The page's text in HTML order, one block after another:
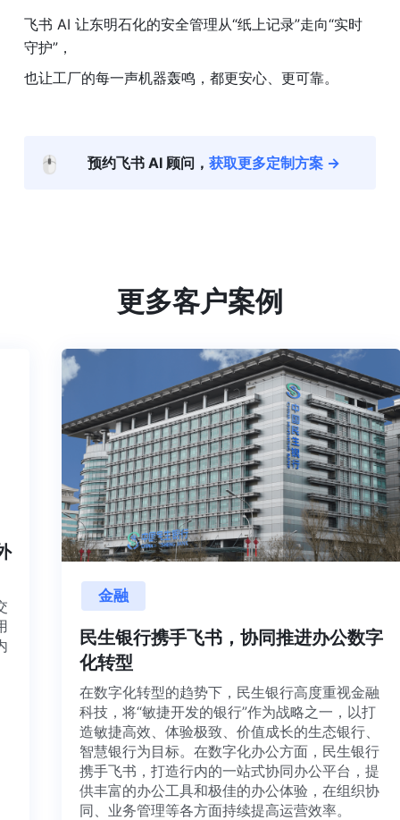
飞书 AI 让东明石化的安全管理从“纸上记录”走向“实时
守护”，
也让工厂的每一声机器轰鸣，都更安心、更可靠。
🖱️ 预约飞书 AI 顾问 ， 获取更多定制方案 →
更多客户案例
金融
民生银行携手飞书，协同推进办公数字
化转型
在数字化转型的趋势下，民生银行高度重视金融
科技，将“敏捷开发的银行”作为战略之一，以打
造敏捷高效、体验极致、价值成长的生态银行、
智慧银行为目标。在数字化办公方面，民生银行
携手飞书，打造行内的一站式协同办公平台，提
供丰富的办公工具和极佳的办公体验，在组织协
同、业务管理等各方面持续提高运营效率。